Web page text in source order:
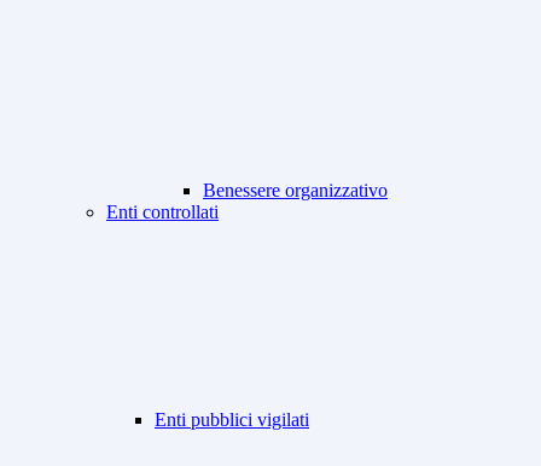
Benessere organizzativo
Enti controllati
Enti pubblici vigilati